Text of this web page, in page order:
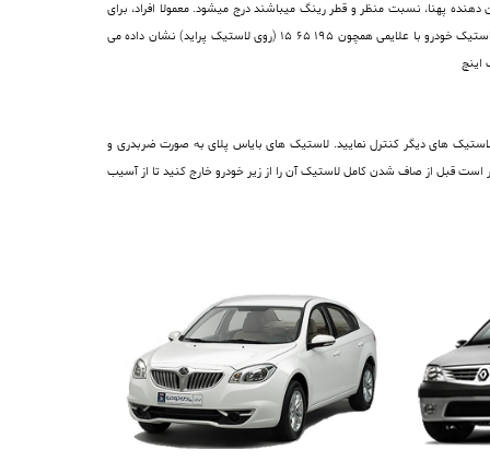
پهنا، نسبت منظر و قطر رینگ میباشند درج میشود. معمولا افراد، برای
مراجعه به خرید لاستیک ، بلافاصله اعداد و ارقامی را بیان می کنند که روی لاستیک قدیمی خود دیده اند. اما بهتر نیست ابتدا معنای این شماره ها را بدانید. اندازه لاستیک خودرو با علایمی همچون 195 65 15 (روی لاستیک پراید) نشان داده می
لاستیک های دیگر کنترل نمایید. لاستیک های بایاس پلای به صورت ضربدری و
و کنترل نمود . بهتر است قبل از صاف شدن کامل لاستیک آن را از زیر خودرو خارج کنید تا از آسیب